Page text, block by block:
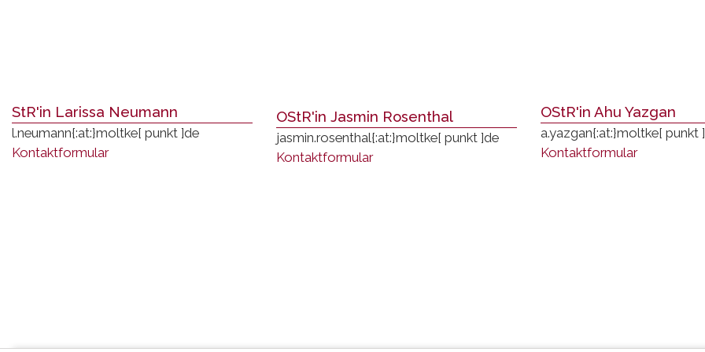
StR'in Larissa Neumann
l.neumann{:at:}moltke[ punkt ]de
Kontaktformular
OStR'in Jasmin Rosenthal
jasmin.rosenthal{:at:}moltke[ punkt ]de
Kontaktformular
OStR'in Ahu Yazgan
a.yazgan{:at:}moltke[ punkt ]
Kontaktformular